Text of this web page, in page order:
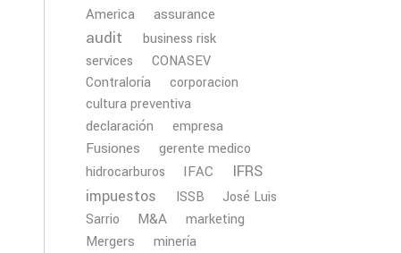
America assurance
audit
business risk
services
CONASEV
Contraloría
corporacion
cultura preventiva
declaración empresa
Fusiones
gerente medico
hidrocarburos
IFAC IFRS
impuestos ISSB
José Luis
Sarrio
M&A marketing
Mergers
minería